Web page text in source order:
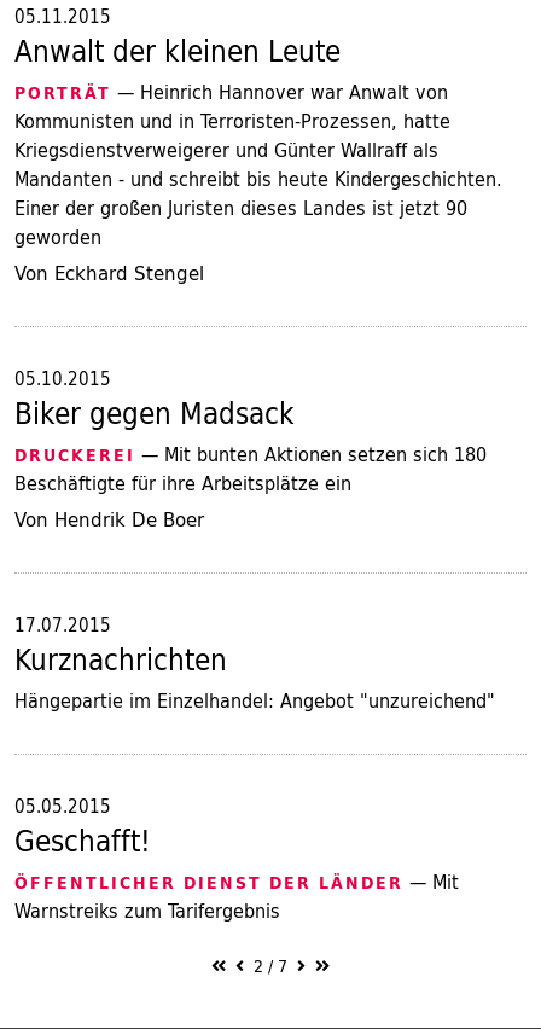
05.11.2015
Anwalt der kleinen Leute
PORTRÄT — Heinrich Hannover war Anwalt von
Kommunisten und in Terroristen-Prozessen, hatte
Kriegsdienstverweigerer und Günter Wallraff als
Mandanten - und schreibt bis heute Kindergeschichten.
Einer der großen Juristen dieses Landes ist jetzt 90
geworden
Von Eckhard Stengel
05.10.2015
Biker gegen Madsack
DRUCKEREI — Mit bunten Aktionen setzen sich 180
Beschäftigte für ihre Arbeitsplätze ein
Von Hendrik De Boer
17.07.2015
Kurznachrichten
Hängepartie im Einzelhandel: Angebot "unzureichend"
05.05.2015
Geschafft!
ÖFFENTLICHER DIENST DER LÄNDER — Mit
Warnstreiks zum Tarifergebnis
2 / 7